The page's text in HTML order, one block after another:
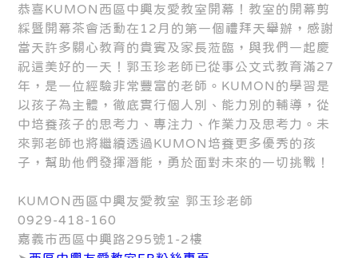
恭喜KUMON西區中興友愛教室開幕！教室的開幕剪
綵暨開幕茶會活動在12月的第一個禮拜天舉辦，感謝
當天許多關心教育的貴賓及家長蒞臨，與我們一起慶
祝這美好的一天！郭玉珍老師已從事公文式教育滿27
年，是一位經驗非常豐富的老師。KUMON的學習是
以孩子為主體，徹底實行個人別、能力別的輔導，從
中培養孩子的思考力、專注力、作業力及思考力。未
來郭老師也將繼續透過KUMON培養更多優秀的孩
子，幫助他們發揮潛能，勇於面對未來的一切挑戰！
KUMON西區中興友愛教室 郭玉珍老師
0929-418-160
嘉義市西區中興路295號1-2樓